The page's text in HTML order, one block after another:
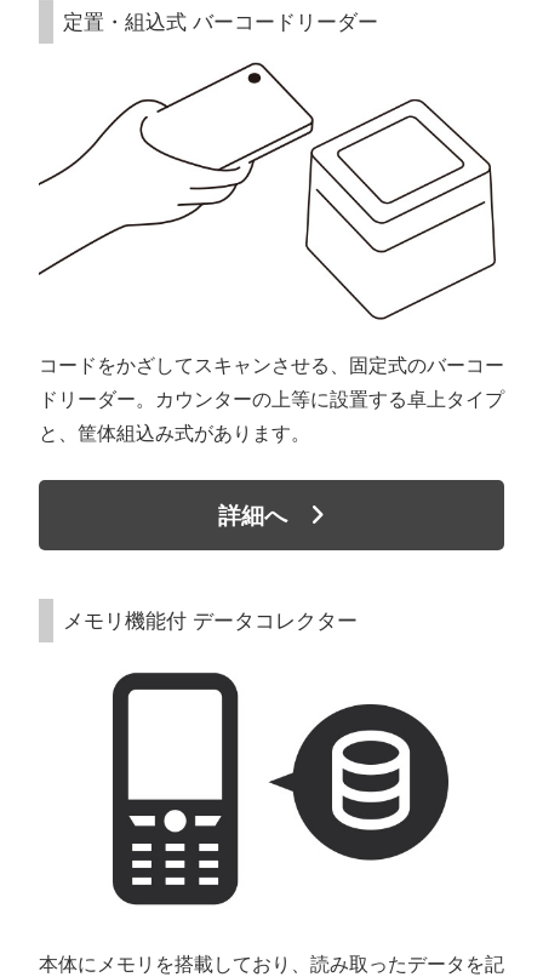
定置・組込式 バーコードリーダー
コードをかざしてスキャンさせる、固定式のバーコー
ドリーダー。カウンターの上等に設置する卓上タイプ
と、筐体組込み式があります。
詳細へ
メモリ機能付 データコレクター
本体にメモリを搭載しており、読み取ったデータを記